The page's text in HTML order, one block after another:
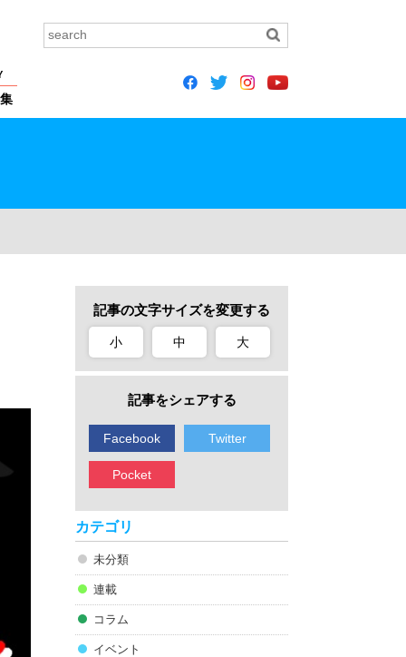
記事の文字サイズを変更する
小 中 大
記事をシェアする
Facebook Twitter
Pocket
カテゴリ
未分類
連載
コラム
イベント